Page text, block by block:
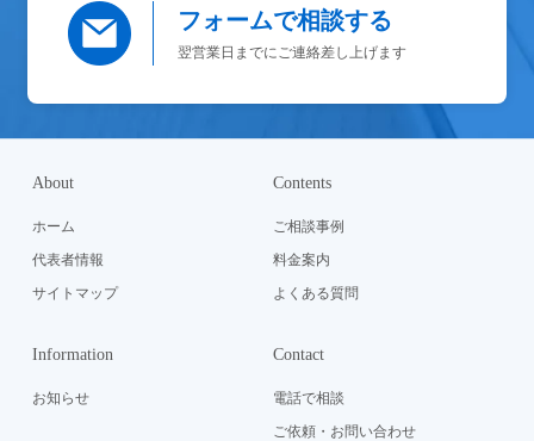
フォームで相談する
翌営業日までにご連絡差し上げます
About
ホーム
代表者情報
サイトマップ
Contents
ご相談事例
料金案内
よくある質問
Information
お知らせ
Contact
電話で相談
ご依頼・お問い合わせ